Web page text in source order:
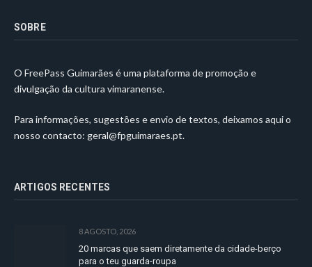
SOBRE
O FreePass Guimarães é uma plataforma de promoção e
divulgação da cultura vimaranense.
Para informações, sugestões e envio de textos, deixamos aqui o
nosso contacto: geral@fpguimaraes.pt.
ARTIGOS RECENTES
8 AGOSTO, 2026
20 marcas que saem diretamente da cidade-berço
para o teu guarda-roupa